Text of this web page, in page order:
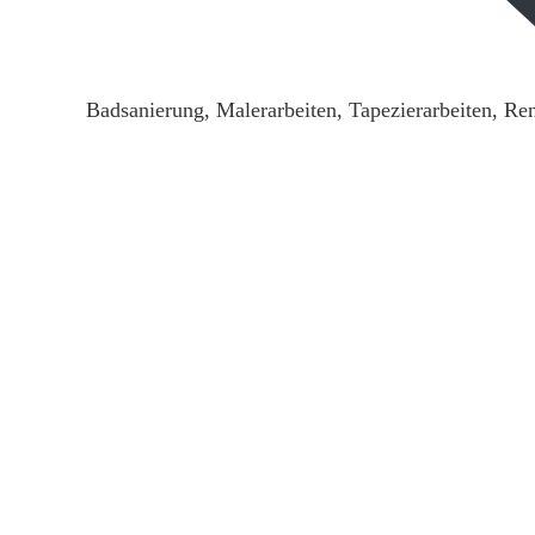
Badsanierung, Malerarbeiten, Tapezierarbeiten,